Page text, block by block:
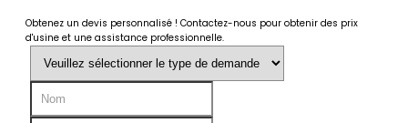
Obtenez un devis personnalisé ! Contactez-nous pour obtenir des prix
d'usine et une assistance professionnelle.